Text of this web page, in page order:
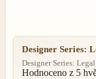
Designer Series:
Designer Series:
Hodnoceno z 5